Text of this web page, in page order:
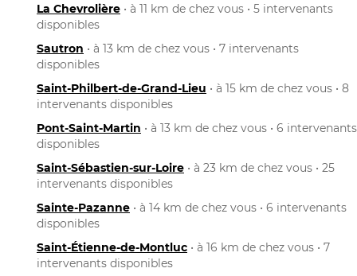
La Chevrolière • à 11 km de chez vous • 5 intervenants
disponibles
Sautron • à 13 km de chez vous • 7 intervenants
disponibles
Saint-Philbert-de-Grand-Lieu • à 15 km de chez vous • 8
intervenants disponibles
Pont-Saint-Martin • à 13 km de chez vous • 6 intervenants
disponibles
Saint-Sébastien-sur-Loire • à 23 km de chez vous • 25
intervenants disponibles
Sainte-Pazanne • à 14 km de chez vous • 6 intervenants
disponibles
Saint-Étienne-de-Montluc • à 16 km de chez vous • 7
intervenants disponibles